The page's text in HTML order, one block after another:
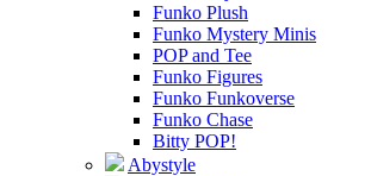
Funko Plush
Funko Mystery Minis
POP and Tee
Funko Figures
Funko Funkoverse
Funko Chase
Bitty POP!
Abystyle